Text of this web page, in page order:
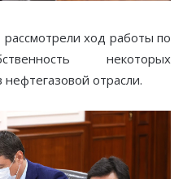
ход работы по
некоторых
отрасли.